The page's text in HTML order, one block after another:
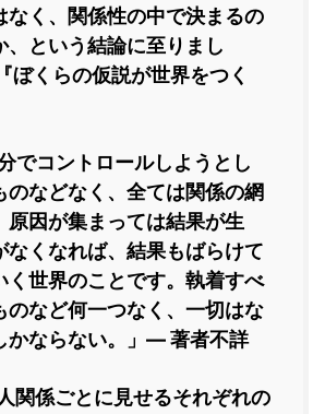
なく、関係性の中で決まるの
、という結論に至りまし
ぼくらの仮説が世界をつく
でコントロールしようとし
のなどなく、全ては関係の網
原因が集まっては結果が生
なくなれば、結果もばらけて
く世界のことです。執着すべ
のなど何一つなく、一切はな
かならない。」― 著者不詳
関係ごとに見せるそれぞれの